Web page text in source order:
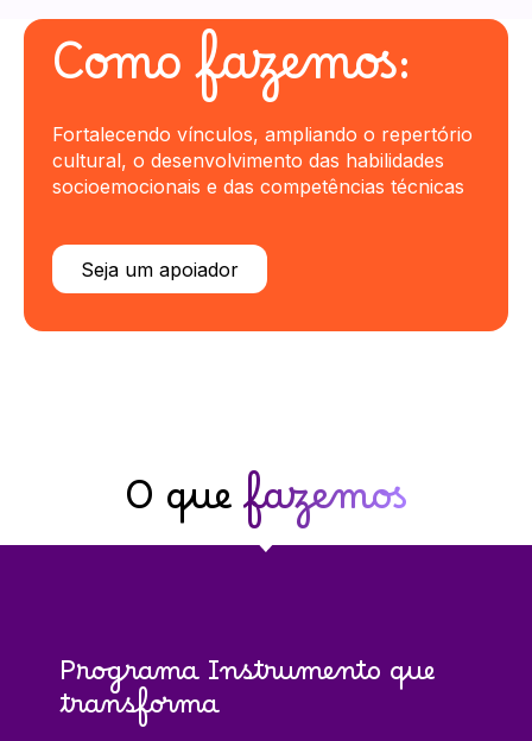
Como fazemos:
Fortalecendo vínculos, ampliando o repertório
cultural, o desenvolvimento das habilidades
socioemocionais e das competências técnicas
Seja um apoiador
O quefazemos
Programa Instrumento que
transforma